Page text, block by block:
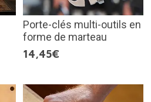
Porte-clés multi-outils en
forme de marteau
14,45€